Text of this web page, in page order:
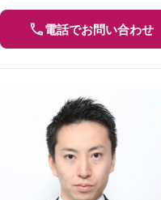
電話でお問い合わせ